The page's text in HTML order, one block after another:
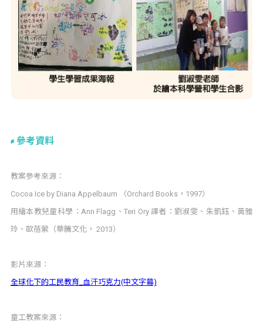
參考資料
教案參考來源︰
Cocoa Ice by Diana Appelbaum （Orchard Books，1997）
用繪本教兒童科學：Ann Flagg、Teri Ory 譯者：劉淑雯、朱凱鈺、黃雅
玲、歐蓓縈（華騰文化， 2013）
影片來源︰
全球化下的工民教育_血汗巧克力(中文字幕)
童工教案來源：